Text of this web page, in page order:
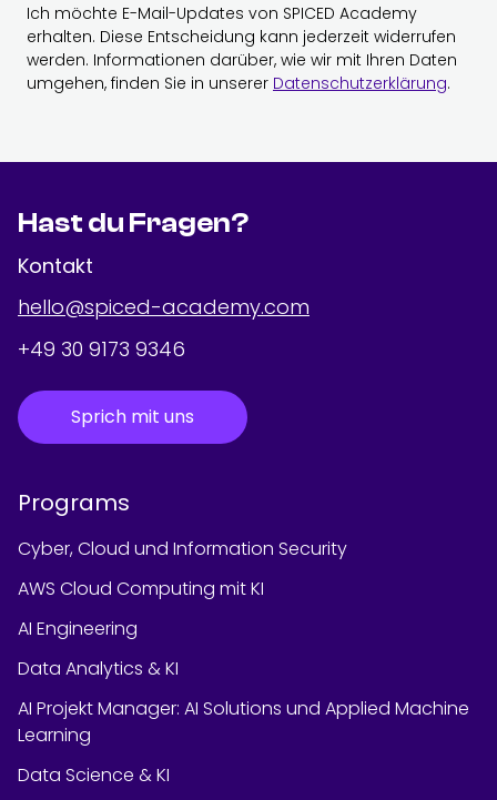
Ich möchte E-Mail-Updates von SPICED Academy
erhalten. Diese Entscheidung kann jederzeit widerrufen
werden. Informationen darüber, wie wir mit Ihren Daten
umgehen, finden Sie in unserer Datenschutzerklärung.
Hast du Fragen?
Kontakt
hello@spiced-academy.com
+49 30 9173 9346
Sprich mit uns
Programs
Cyber, Cloud und Information Security
AWS Cloud Computing mit KI
AI Engineering
Data Analytics & KI
AI Projekt Manager: AI Solutions und Applied Machine
Learning
Data Science & KI